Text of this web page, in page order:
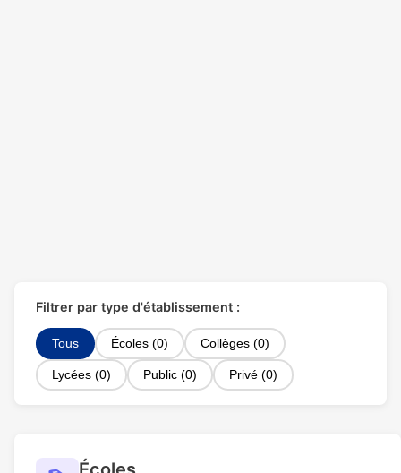
Filtrer par type d'établissement :
Tous Écoles (0) Collèges (0)
Lycées (0) Public (0) Privé (0)